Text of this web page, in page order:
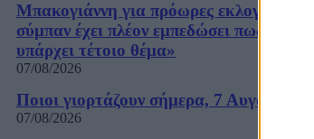
Μπακογιάννη για πρόωρες εκλογές: «Το
σύμπαν έχει πλέον εμπεδώσει πως δεν
υπάρχει τέτοιο θέμα»
07/08/2026
Ποιοι γιορτάζουν σήμερα, 7 Αυγούστου
07/08/2026